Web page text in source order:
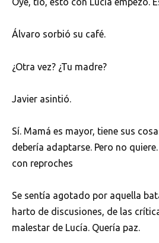
Álvaro sorbió su café.
¿Otra vez? ¿Tu madre?
Javier asintió.
Sí. Mamá es mayor, tiene sus
debería adaptarse. Pero no
con reproches
Se sentía agotado por aquella
harto de discusiones, de las
malestar de Lucía. Quería paz.